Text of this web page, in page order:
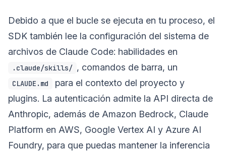
Debido a que el bucle se ejecuta en tu proceso, el
SDK también lee la configuración del sistema de
archivos de Claude Code: habilidades en
.claude/skills/ , comandos de barra, un
CLAUDE.md
para el contexto del proyecto y
plugins. La autenticación admite la API directa de
Anthropic, además de Amazon Bedrock, Claude
Platform en AWS, Google Vertex AI y Azure AI
Foundry, para que puedas mantener la inferencia